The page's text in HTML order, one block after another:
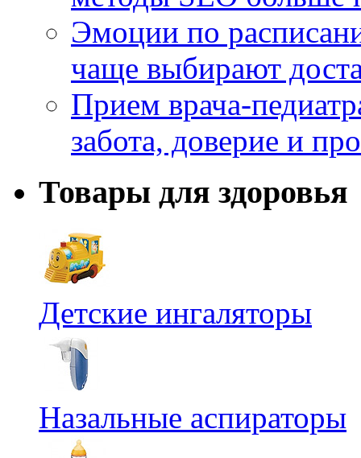
Эмоции по
чаще выбирают
Прием врача-
забота, доверие и
Товары для здоровья
Детские ингаляторы
Назальные аспираторы